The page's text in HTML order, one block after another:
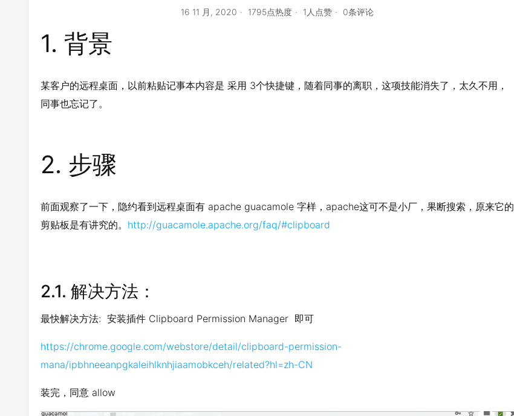
16 11 月, 2020 1795点热度 1人点赞 0条评论
1. 背景
某客户的远程桌面，以前粘贴记事本内容是 采用 3个快捷键，随着同事的离职，这项技能消失了，太久不用，
同事也忘记了。
2. 步骤
前面观察了一下，隐约看到远程桌面有 apache guacamole 字样，apache这可不是小厂，果断搜索，原来它的
剪贴板是有讲究的。 http://guacamole.apache.org/faq/#clipboard
2.1. 解决方法：
最快解决方法: 安装插件 Clipboard Permission Manager 即可
https://chrome.google.com/webstore/detail/clipboard-permission-
mana/ipbhneeanpgkaleihlknhjiaamobkceh/related?hl=zh-CN
装完，同意 allow